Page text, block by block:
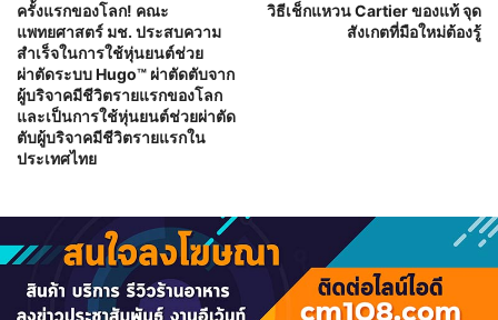
ครั้งแรกของโลก! คณะ
แพทยศาสตร์ มช. ประสบความ
สำเร็จในการใช้หุ่นยนต์ช่วย
ผ่าตัดระบบ Hugo™ ผ่าตัดตับจาก
ผู้บริจาคมีชีวิตรายแรกของโลก
และเป็นการใช้หุ่นยนต์ช่วยผ่าตัด
ตับผู้บริจาคมีชีวิตรายแรกใน
ประเทศไทย
วิธีเช็กแหวน Cartier ของแท้ จุด
สังเกตที่มือใหม่ต้องรู้